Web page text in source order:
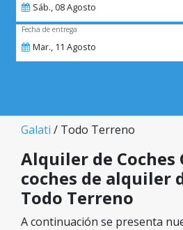
Sáb.,08Agosto
Fecha de entrega
Mar., 11 Agosto
Galati / Todo Terreno
Alquiler de Coches
coches de alquiler
Todo Terreno
A continuación se presenta